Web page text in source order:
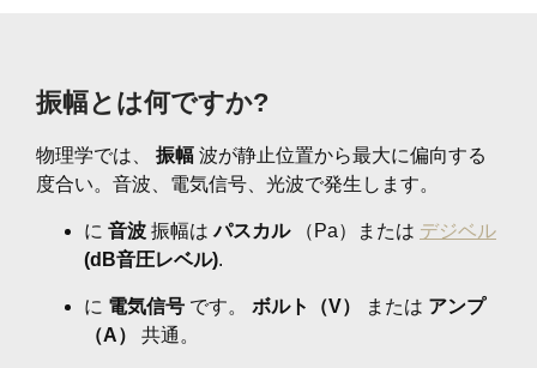
振幅とは何ですか?
物理学では、 振幅 波が静止位置から最大に偏向する
度合い。音波、電気信号、光波で発生します。
に 音波 振幅はパスカル（Pa）または デジベル
(dB音圧レベル).
に 電気信号 です。 ボルト（V） または アンプ
（A）
共通。